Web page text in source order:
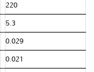
220
5.3
0.029
0.021